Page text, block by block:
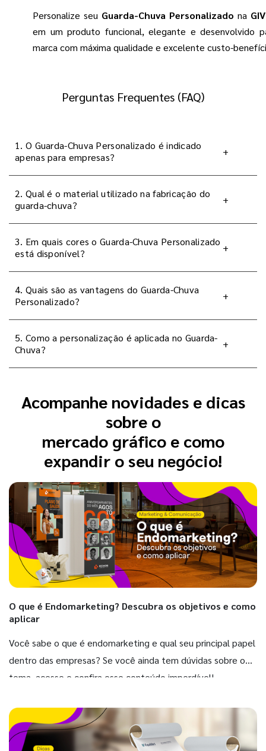
Personalize seu Guarda-Chuva Personalizado na
em um produto funcional, elegante e desenvolvido
marca com máxima qualidade e excelente custo-
Perguntas Frequentes (FAQ)
1. O Guarda-Chuva Personalizado é indicado
apenas para empresas?
+
2. Qual é o material utilizado na fabricação do
guarda-chuva?
+
3. Em quais cores o Guarda-Chuva Personalizado
está disponível?
+
4. Quais são as vantagens do Guarda-Chuva
Personalizado?
+
5. Como a personalização é aplicada no Guarda-
Chuva?
+
Acompanhe novidades e dicas
sobre o
mercado gráfico e como
expandir o seu negócio!
O que é Endomarketing? Descubra os objetivos e como
aplicar
Você sabe o que é endomarketing e qual seu principal papel
dentro das empresas? Se você ainda tem dúvidas sobre o
tema, acesse e confira esse conteúdo imperdível!